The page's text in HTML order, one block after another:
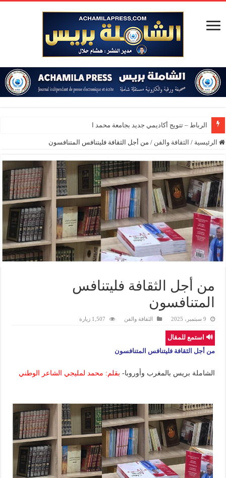
الرباط – تتويج أكاديمي جديد بجامعة محمد الخامس
الرئيسية / الثقافة والفن / من أجل الثقافة فليتنافس المتنافسون
من أجل الثقافة فليتنافس
المتنافسون
9 سبتمبر، 2025 الثقافة والفن 1,507 زيارة
🔊 استمع للمقال
من أجل الثقافة فليتنافس المتنافسون
الشاملة بريس بالمغرب وأوروبا- بقلم: محمد لمليجي الشاعر الوطني